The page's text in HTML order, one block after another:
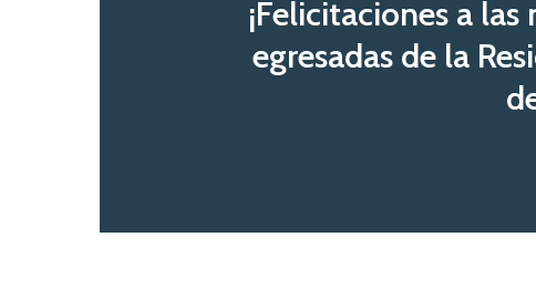
¡Felicitaciones a las
egresadas de la